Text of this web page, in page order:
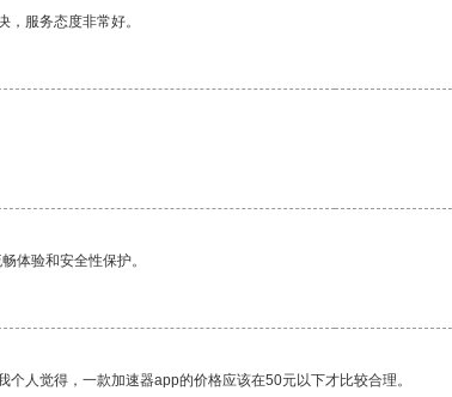
服务态度非常好。
体验和安全性保护。
人觉得，一款加速器app的价格应该在50元以下才比较合理。